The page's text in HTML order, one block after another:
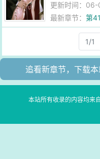
更新时间：
最新章节：第
1/1
追看新章节，下载
本站所有收录的内容均来